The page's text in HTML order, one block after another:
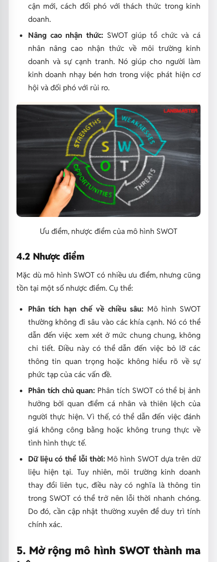
cận mới, cách đối phó với thách thức trong kinh
doanh.
Nâng cao nhận thức: SWOT giúp tổ chức và cá
nhân nâng cao nhận thức về môi trường kinh
doanh và sự cạnh tranh. Nó giúp cho người làm
kinh doanh nhạy bén hơn trong việc phát hiện cơ
hội và đối phó với rủi ro.
Ưu điểm, nhược điểm của mô hình SWOT
4.2 Nhược điểm
Mặc dù mô hình SWOT có nhiều ưu điểm, nhưng cũng
tồn tại một số nhược điểm. Cụ thể:
Phân tích hạn chế về chiều sâu: Mô hình SWOT
thường không đi sâu vào các khía cạnh. Nó có thể
dẫn đến việc xem xét ở mức chung chung, không
chi tiết. Điều này có thể dẫn đến việc bỏ lỡ các
thông tin quan trọng hoặc không hiểu rõ về sự
phức tạp của các vấn đề.
Phân tích chủ quan: Phân tích SWOT có thể bị ảnh
hưởng bởi quan điểm cá nhân và thiên lệch của
người thực hiện. Vì thế, có thể dẫn đến việc đánh
giá không công bằng hoặc không trung thực về
tình hình thực tế.
Dữ liệu có thể lỗi thời:Mô hình SWOT dựa trên dữ
liệu hiện tại. Tuy nhiên, môi trường kinh doanh
thay đổi liên tục, điều này có nghĩa là thông tin
trong SWOT có thể trở nên lỗi thời nhanh chóng.
Do đó, cần cập nhật thường xuyên để duy trì tính
chính xác.
5. Mở rộng mô hình SWOT thành ma